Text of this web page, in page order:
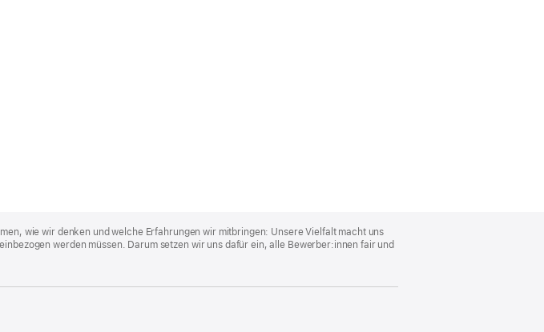
wie wir denken und welche Erfahrungen wir mitbringen: Unsere Vielfalt macht uns
werden müssen. Darum setzen wir uns dafür ein, alle Bewerber:innen fair und